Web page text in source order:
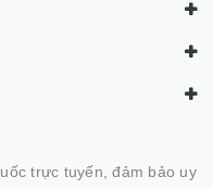
trực tuyến, đảm bảo uy